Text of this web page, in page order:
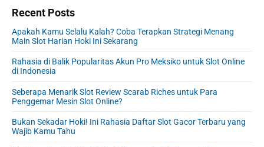
Recent Posts
Apakah Kamu Selalu Kalah? Coba Terapkan Strategi Menang
Main Slot Harian Hoki Ini Sekarang
Rahasia di Balik Popularitas Akun Pro Meksiko untuk Slot Online
di Indonesia
Seberapa Menarik Slot Review Scarab Riches untuk Para
Penggemar Mesin Slot Online?
Bukan Sekadar Hoki! Ini Rahasia Daftar Slot Gacor Terbaru yang
Wajib Kamu Tahu